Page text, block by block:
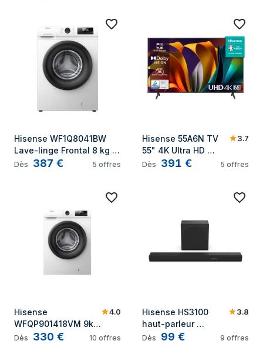
Hisense WF1Q8041BW
Lave-linge Frontal 8 kg
1400 tr/min Blanc
Dès 387 € 5 offres
Hisense 55A6N TV
55" 4K Ultra HD
Smart TV Noir 300
3.7
Dès 391 € 5 offres
Hisense
WFQP901418VM 9kg
1400 tr/min Blanc
4.0
Dès 330 € 10 offres
Hisense HS3100
haut-parleur
soundbar Noir 3.1
3.8
Dès 99 € 9 offres